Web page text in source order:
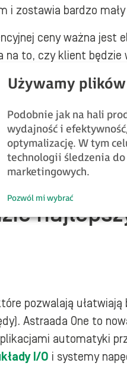
zostawia bardzo
ceny ważna
to, czy klient będzie
i
że maszyna
dobórsterownika
do
pozwalają
Astraada One to
automatyki
I/O i systemy
Podobnie jak na hali
wydajność i
optymalizację. W tym
technologii śledzenia
marketingowych.
Pozwól mi wybrać